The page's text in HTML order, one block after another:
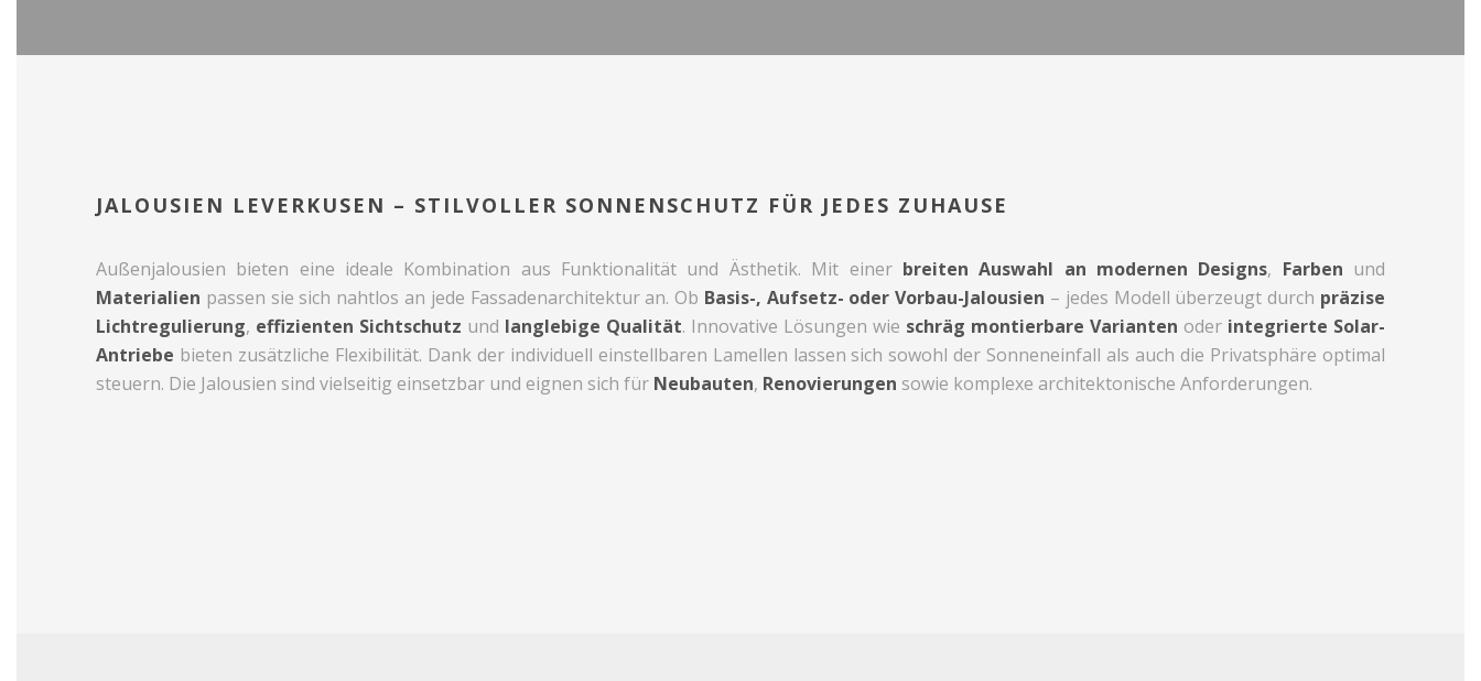
JALOUSIEN LEVERKUSEN – STILVOLLER SONNENSCHUTZ FÜR JEDES ZUHAUSE
Außenjalousien bieten eine ideale Kombination aus Funktionalität und Ästhetik. Mit einer breiten Auswahl an modernen Designs, Farben und
Materialien passen sie sich nahtlos an jede Fassadenarchitektur an. Ob Basis-, Aufsetz- oder Vorbau-Jalousien – jedes Modell überzeugt durch präzise
Lichtregulierung, effizienten Sichtschutz und langlebige Qualität. Innovative Lösungen wie schräg montierbare Varianten oder integrierte Solar-
Antriebe bieten zusätzliche Flexibilität. Dank der individuell einstellbaren Lamellen lassen sich sowohl der Sonneneinfall als auch die Privatsphäre optimal
steuern. Die Jalousien sind vielseitig einsetzbar und eignen sich für Neubauten, Renovierungen sowie komplexe architektonische Anforderungen.